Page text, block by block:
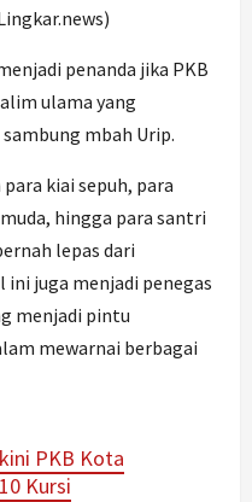
penanda jika PKB
ulama yang
mbah Urip.
kiai sepuh, para
hingga para santri
lepas dari
ini juga menjadi penegas
menjadi pintu
mewarnai berbagai
PKB Kota
Kursi